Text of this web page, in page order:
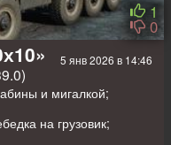
1
0
5 янв 2026 в 14:46
и мигалкой;
на грузовик;